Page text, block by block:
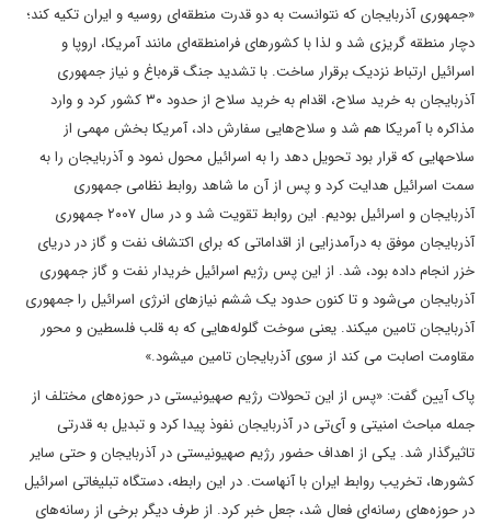
«جمهوری آذربایجان که نتوانست به دو قدرت منطقه‌ای روسیه و ایران تکیه کند؛
دچار منطقه گریزی شد و لذا با کشورهای فرامنطقه‌ای مانند آمریکا، اروپا و
اسرائیل ارتباط نزدیک برقرار ساخت. با تشدید جنگ قره‌باغ و نیاز جمهوری
آذربایجان به خرید سلاح، اقدام به خرید سلاح از حدود ۳۰ کشور کرد و وارد
مذاکره با آمریکا هم شد و سلاح‌هایی سفارش داد، آمریکا بخش مهمی از
سلاح‎هایی که قرار بود تحویل دهد را به اسرائیل محول نمود و آذربایجان را به
سمت اسرائیل هدایت کرد و پس از آن ما شاهد روابط نظامی جمهوری
آذربایجان و اسرائیل بودیم. این روابط تقویت شد و در سال ۲۰۰۷ جمهوری
آذربایجان موفق به درآمدزایی از اقداماتی که برای اکتشاف نفت و گاز در دریای
خزر انجام داده بود، شد. از این پس رژیم اسرائیل خریدار نفت و گاز جمهوری
آذربایجان می‌شود و تا کنون حدود یک ششم نیازهای انرژی اسرائیل را جمهوری
آذربایجان تامین می‎کند. یعنی سوخت گلوله‌هایی که به قلب فلسطین و محور
مقاومت اصابت می کند از سوی آذربایجان تامین می‎شود.»
پاک آیین گفت: «پس از این تحولات رژیم صهیونیستی در حوزه‌های مختلف از
جمله مباحث امنیتی و آی‌تی در آذربایجان نفوذ پیدا کرد و تبدیل به قدرتی
تاثیرگذار شد. یکی از اهداف حضور رژیم صهیونیستی در آذربایجان و حتی سایر
کشور‎ها، تخریب روابط ایران با آن‎هاست. در این رابطه، دستگاه تبلیغاتی اسرائیل
در حوزه‌های رسانه‌ای فعال شد، جعل خبر کرد. از طرف دیگر برخی از رسانه‌های